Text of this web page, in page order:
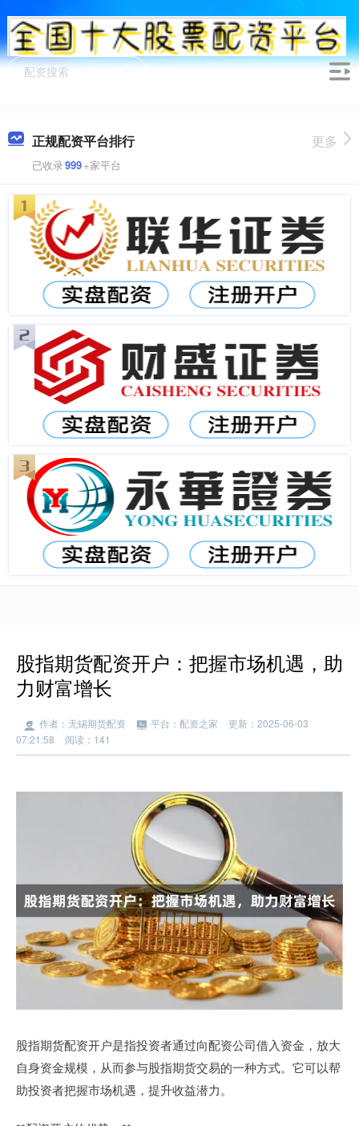
正规配资平台排行
已收录999+家平台
更多
股指期货配资开户：把握市场机遇，助
力财富增长
作者：无锡期货配资 平台：配资之家
更新：2025-06-03
07:21:58
阅读：141
股指期货配资开户是指投资者通过向配资公司借入资金，放大
自身资金规模，从而参与股指期货交易的一种方式。它可以帮
助投资者把握市场机遇，提升收益潜力。